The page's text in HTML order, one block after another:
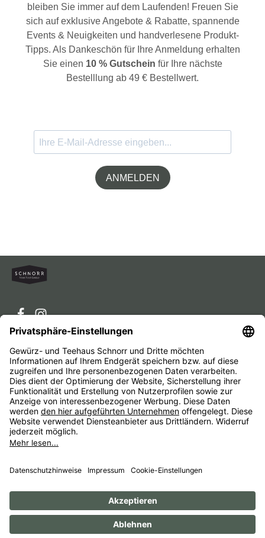
bleiben Sie immer auf dem Laufenden! Freuen Sie
sich auf exklusive Angebote & Rabatte, spannende
Events & Neuigkeiten und handverlesene Produkt-
Tipps. Als Dankeschön für Ihre Anmeldung erhalten
Sie einen 10 % Gutschein für Ihre nächste
Bestelllung ab 49 € Bestellwert.
ANMELDEN
Service-Hotline
Service
Unternehmen
Alle Preise inkl. gesetzl. Mehrwertsteuer zzgl.
anders angegeben.
© 1956 - 2026 Gewürz- und Teehaus Schnorr - with
ImpressumAGBWiderrufsbelehrungenDatenschutz
Barrierefreiheit